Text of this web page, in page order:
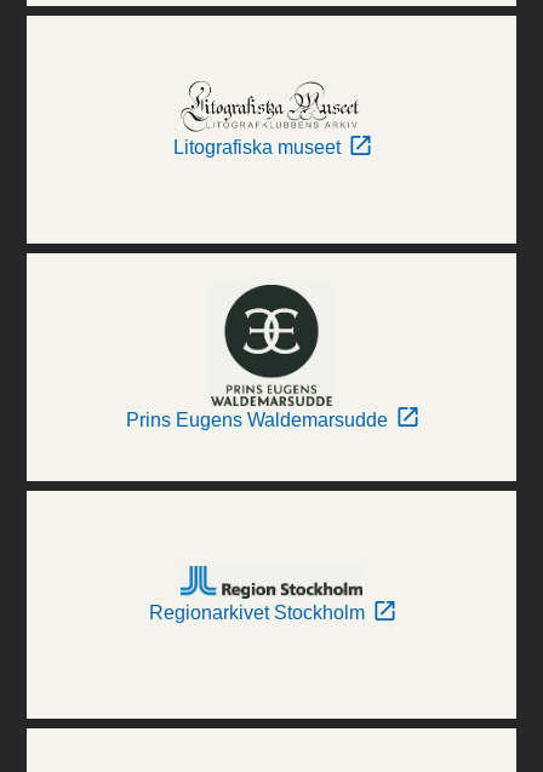
Litografiska museet
Prins Eugens Waldemarsudde
Regionarkivet Stockholm